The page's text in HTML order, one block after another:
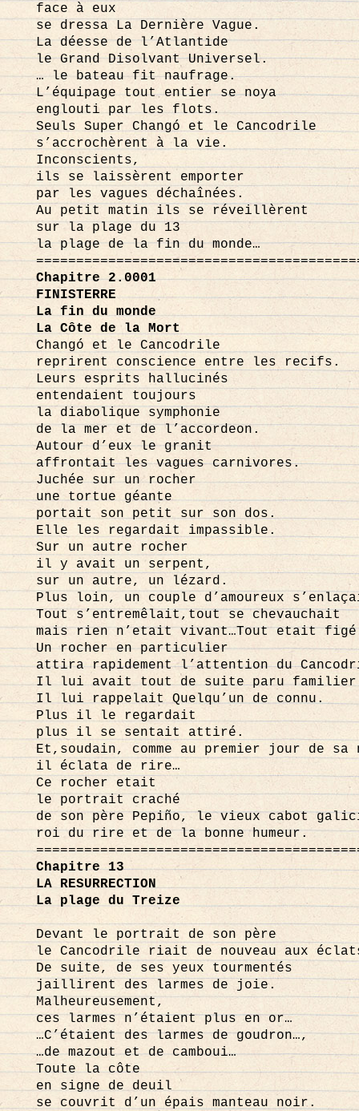
face à eux
se dressa La Dernière Vague.
La déesse de l’Atlantide
le Grand Disolvant Universel.
… le bateau fit naufrage.
L’équipage tout entier se noya
englouti par les flots.
Seuls Super Changó et le Cancodrile
s’accrochèrent à la vie.
Inconscients,
ils se laissèrent emporter
par les vagues déchaînées.
Au petit matin ils se réveillèrent
sur la plage du 13
la plage de la fin du monde…
Chapitre 2.0001
FINISTERRE
La fin du monde
La Côte de la Mort
Changó et le Cancodrile
reprirent conscience entre les recifs.
Leurs esprits hallucinés
entendaient toujours
la diabolique symphonie
de la mer et de l’accordeon.
Autour d’eux le granit
affrontait les vagues carnivores.
Juchée sur un rocher
une tortue géante
portait son petit sur son dos.
Elle les regardait impassible.
Sur un autre rocher
il y avait un serpent,
sur un autre, un lézard.
Plus loin, un couple d’amoureux
Tout s’entremêlait,tout se chevauchait
mais rien n’etait vivant…Tout etait figé
Un rocher en particulier
attira rapidement l’attention du
Il lui avait tout de suite paru
Il lui rappelait Quelqu’un de connu.
Plus il le regardait
plus il se sentait attiré.
Et,soudain, comme au premier jour de sa
il éclata de rire…
Ce rocher etait
le portrait craché
de son père Pepiño, le vieux cabot
roi du rire et de la bonne humeur.
Chapitre 13
LA RESURRECTION
La plage du Treize
Devant le portrait de son père
le Cancodrile riait de nouveau aux
De suite, de ses yeux tourmentés
jaillirent des larmes de joie.
Malheureusement,
ces larmes n’étaient plus en or…
…C’étaient des larmes de goudron…,
…de mazout et de camboui…
Toute la côte
en signe de deuil
se couvrit d’un épais manteau noir.